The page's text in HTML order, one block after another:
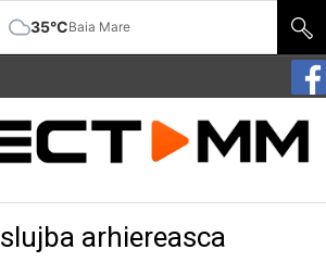
35°CBaia Mare
slujba arhiereasca